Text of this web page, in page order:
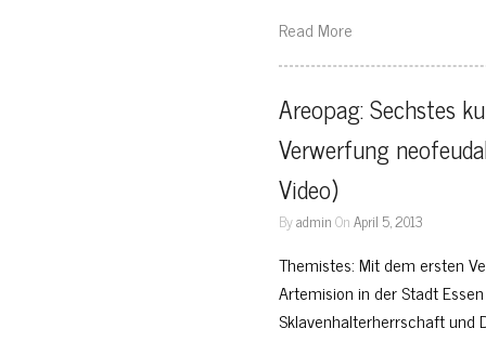
Read More
Areopag: Sechstes
Verwerfung
Video)
ByadminOnApril 5, 2013
Themistes: Mit dem ersten
Artemision in der Stadt
Sklavenhalterherrschaft und